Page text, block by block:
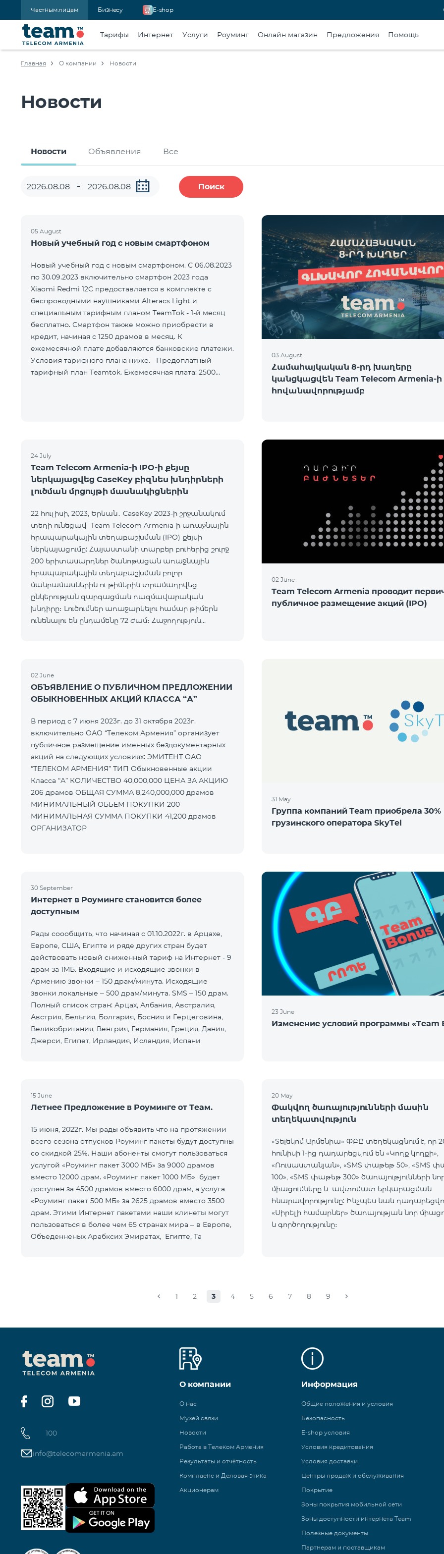
Частным лицам Бизнесу E-shop
Тарифы Интернет Услуги Роуминг Онлайн магазин Предложения Помощь
Главная О компании Новости
Новости
Новости Объявления Все
Поиск
05 August
Новый учебный год с новым смартфоном
Новый учебный год с новым смартфоном. С 06.08.2023
по 30.09.2023 включительно смартфон 2023 года
Xiaomi Redmi 12C предоставляется в комплекте с
беспроводными наушниками Alteracs Light и
специальным тарифным планом TeamTok - 1-й месяц
бесплатно. Смартфон также можно приобрести в
кредит, начиная с 1250 драмов в месяц. К
ежемесячной плате добавляются банковские платежи.
Условия тарифного плана ниже. Предоплатный
тарифный план Teamtok. Ежемесячная плата: 2500
03 August
Համահայկական 8-րդ խաղերը
կանցկացվեն Team Telecom Armenia-ի
հովանավորությամբ
24 July
Team Telecom Armenia-ի IPO-ի քեյսը
ներկայացվեց CaseKey բիզնես խնդիրների
լուծման մրցույթի մասնակիցներին
22 հուլիսի, 2023, Երևան․ CaseKey 2023-ի շրջանակում
տեղի ունեցավ Team Telecom Armenia-ի առաջնային
հրապարակային տեղաբաշխման (IPO) քեյսի
ներկայացումը: Հայաստանի տարբեր բուհերից շուրջ
200 երիտասարդներ ծանոթացան առաջնային
հրապարակային տեղաբաշխման բոլոր
մանրամասներին ու թիմերին տրամադրվեց
ընկերության զարգացման ռազմավարական
խնդիրը։ Լուծումներ առաջարկելու համար թիմերն
ունենալու են ընդամենը 72 ժամ։ Հաջողություն
02 June
Team Telecom Armenia проводит
публичное размещение акций (IPO)
02 June
ОБЪЯВЛЕНИЕ О ПУБЛИЧНОМ ПРЕДЛОЖЕНИИ
ОБЫКНОВЕННЫХ АКЦИЙ КЛАССА “А”
В период с 7 июня 2023г. до 31 октября 2023г.
включительно ОАО “Телеком Армения” организует
публичное размещение именных бездокументарных
акций на следующих условиях: ЭМИТЕНТ ОАО
“ТЕЛЕКОМ АРМЕНИЯ” ТИП Обыкновенные акции
Класса “А” КОЛИЧЕСТВО 40,000,000 ЦЕНА ЗА АКЦИЮ
206 драмов ОБЩАЯ СУММА 8,240,000,000 драмов
МИНИМАЛЬНЫЙ ОБЬЕМ ПОКУПКИ 200
МИНИМАЛЬНАЯ СУММА ПОКУПКИ 41,200 драмов
ОРГАНИЗАТОР
31 May
Группа компаний Team приобрела 30%
грузинского оператора SkyTel
30 September
Интернет в Роуминге становится более
доступным
Рады соообщить, что начиная с 01.10.2022г. в Арцахе,
Европе, США, Египте и ряде других стран будет
действовать новый сниженный тариф на Интернет - 9
драм за 1МБ. Входящие и исходящие звонки в
Армению звонки – 150 драм/минута. Исходящие
звонки локальные – 500 драм/минута. SMS – 150 драм.
Полный список стран: Арцах, Албания, Австралия,
Австрия, Бельгия, Болгария, Босния и Герцеговина,
Великобритания, Венгрия, Германия, Греция, Дания,
Джерси, Египет, Ирландия, Исландия, Испани
23 June
Изменение условий программы «Team
15 June
Летнее Предложение в Роуминге от Теам.
15 июня, 2022г. Мы рады объявить что на протяжении
всего сезона отпусков Роуминг пакеты будут доступны
со скидкой 25%. Наши абоненты смогут пользоваться
услугой «Роуминг пакет 3000 МБ» за 9000 драмов
вместо 12000 драм. «Роуминг пакет 1000 МБ» будет
доступен за 4500 драмов вместо 6000 драм, а услуга
«Роуминг пакет 500 МБ» за 2625 драмов вместо 3500
драм. Этими Интернет пакетами наши клинеты могут
пользоваться в более чем 65 странах мира – в Европе,
Объеденненых Арабксих Эмиратах, Египте, Та
20 May
Փակվող ծառայությունների մասին
տեղեկատվություն
«Տելեկոմ Արմենիա» ՓԲԸ տեղեկացնում է, որ
հունիսի 1-ից դադարեցվում են «Կողք կողքի»,
«Ռուսաստանյան», «SMS փաթեթ 50», «SMS
100», «SMS փաթեթ 300» ծառայությունների
միացումները և ավտոմատ երկարացման
հնարավորությունը: Ինչպես նաև
«Սիրելի համարներ» ծառայության նոր
1 2 3 4 5 6 7 8 9
100
info@telecomarmenia.am
О компании
О нас
Музей связи
Новости
Работа в Телеком Армения
Результаты и отчётность
Комплаенс и Деловая этика
Акционерам
Информация
Общие положения и условия
Безопасность
E-shop условия
Условия кредитования
Условия доставки
Центры продаж и обслуживания
Покрытие
Зоны покрытия мобильной сети
Зоны доступности интернета Team
Полезные документы
Партнерам и поставщикам